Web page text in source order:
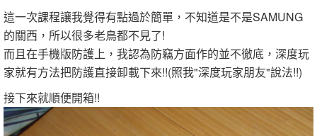
這一次課程讓我覺得有點過於簡單，不知道是不是SAMUNG
的關西，所以很多老鳥都不見了!
而且在手機版防護上，我認為防竊方面作的並不徹底，深度玩
家就有方法把防護直接卸載下來!!(照我"深度玩家朋友"說法!!)
接下來就順便開箱!!